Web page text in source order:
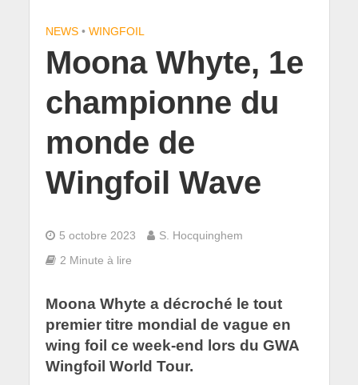
NEWS • WINGFOIL
Moona Whyte, 1e
championne du
monde de
Wingfoil Wave
5 octobre 2023
S. Hocquinghem
2 Minute à lire
Moona Whyte a décroché le tout
premier titre mondial de vague en
wing foil ce week-end lors du GWA
Wingfoil World Tour.